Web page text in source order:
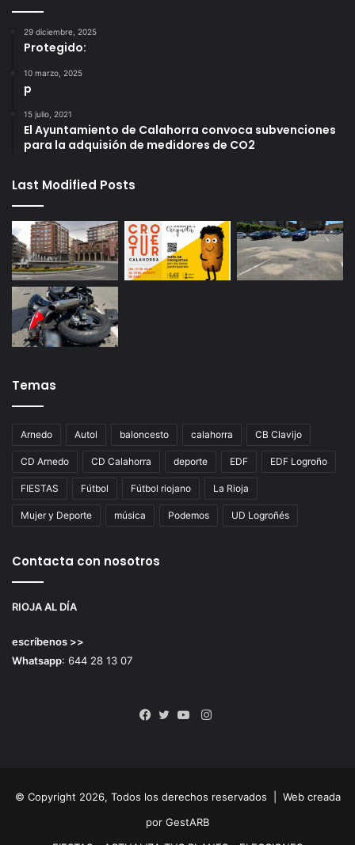
29 diciembre, 2025
Protegido:
10 marzo, 2025
p
15 julio, 2021
El Ayuntamiento de Calahorra convoca subvenciones
para la adquisión de medidores de CO2
Last Modified Posts
Temas
Arnedo Autol baloncesto calahorra CB Clavijo
CD Arnedo CD Calahorra deporte EDF EDF Logroño
FIESTAS Fútbol Fútbol riojano La Rioja
Mujer y Deporte música Podemos UD Logroñés
Contacta con nosotros
RIOJA AL DÍA
escríbenos >>
Whatsapp: 644 28 13 07
Instagram
© Copyright 2026, Todos los derechos reservados | Web creada
por GestARB